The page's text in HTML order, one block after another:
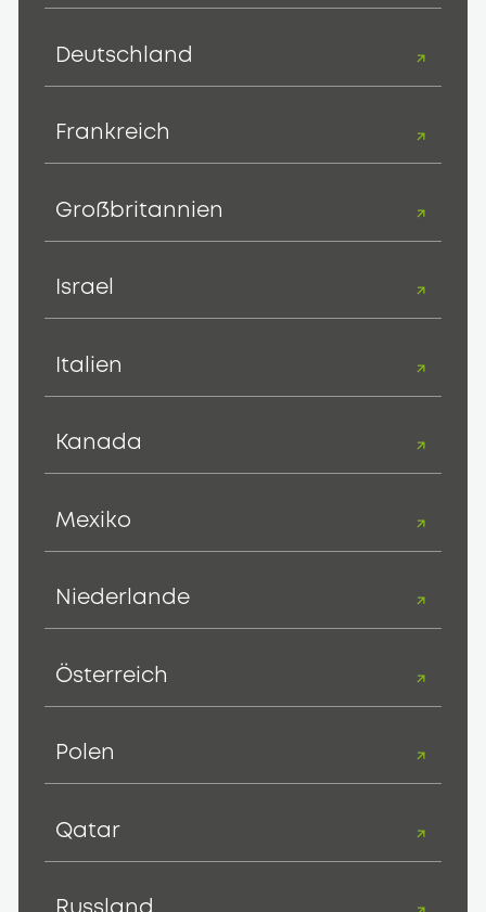
Deutschland
Frankreich
Großbritannien
Israel
Italien
Kanada
Mexiko
Niederlande
Österreich
Polen
Qatar